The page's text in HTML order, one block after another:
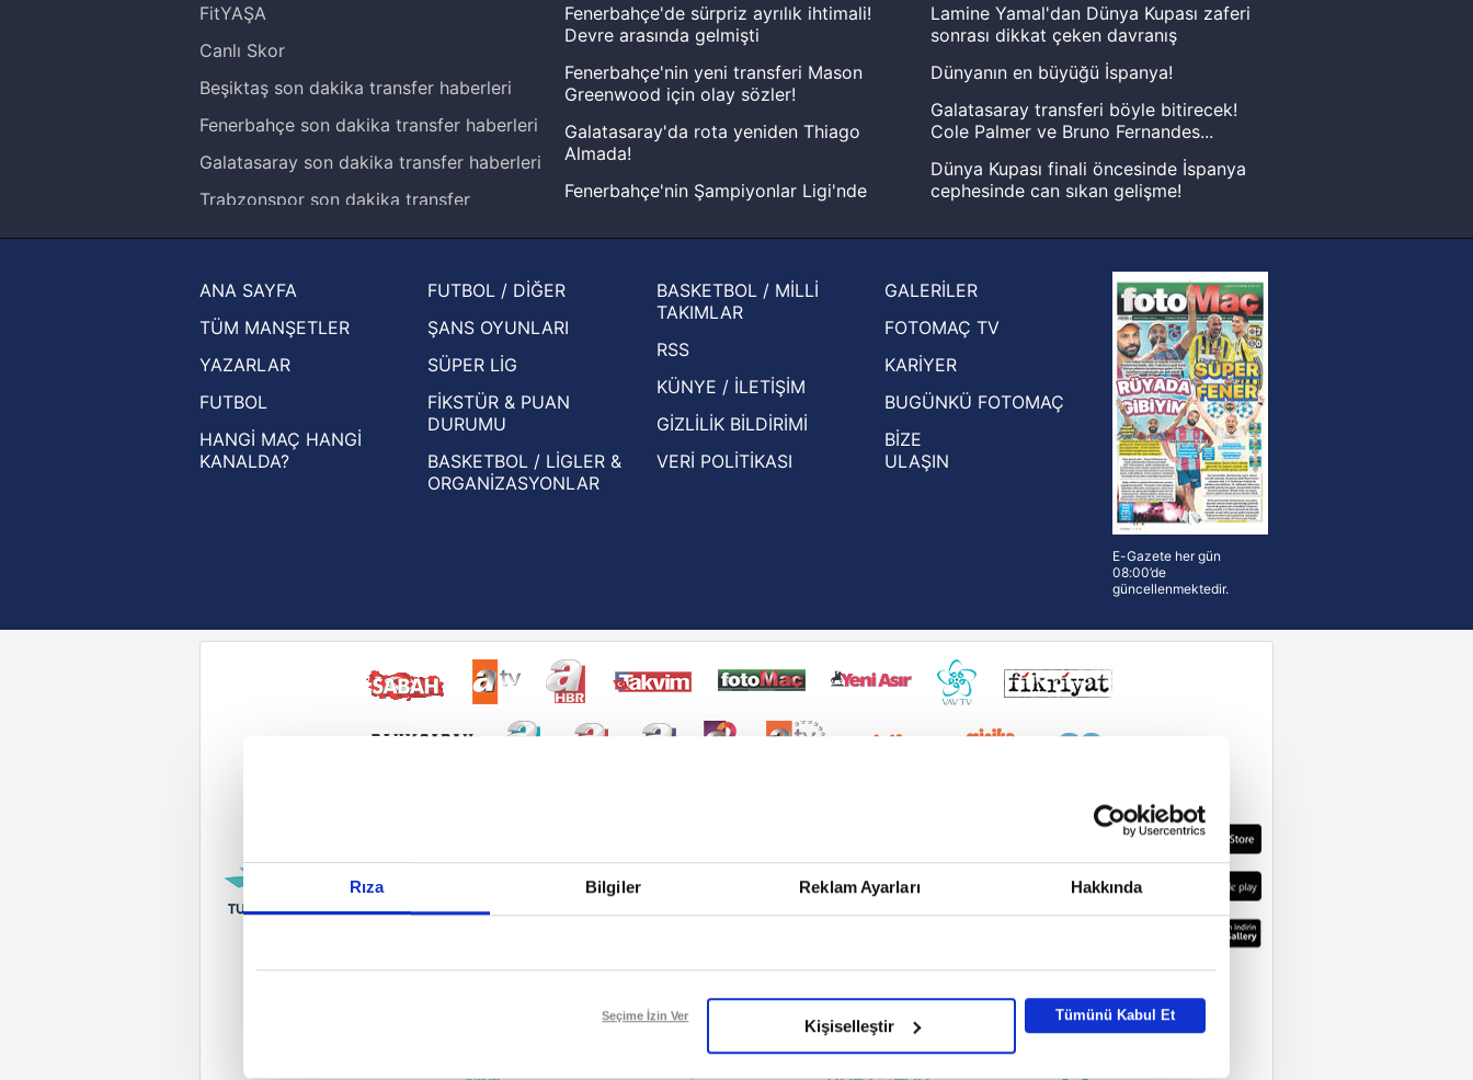
Rıza Bilgiler Reklam Ayarları Hakkında
Reddet
Seçime İzin Ver
Kişiselleştir
Tümünü Kabul Et
FitYAŞA
Canlı Skor
Beşiktaş son dakika transfer haberleri
Fenerbahçe son dakika transfer haberleri
Galatasaray son dakika transfer haberleri
Trabzonspor son dakika transfer
Ziraat Türkiye Kupası haberleri
UEFA Şampiyonlar Ligi haberleri
UEFA Avrupa Ligi haberleri
UEFA Konferans Ligi haberleri
Fenerbahçe'de sürpriz ayrılık ihtimali!
Devre arasında gelmişti
Fenerbahçe'nin yeni transferi Mason
Greenwood için olay sözler!
Galatasaray'da rota yeniden Thiago
Almada!
Fenerbahçe'nin Şampiyonlar Ligi'nde
Zabrze'yi elerlerse...
basından gündem olan manşetler!
Beşiktaş'ın UEFA Avrupa Ligi'nde 3. Ön
Eleme Turu muhtemel rakipleri belli oldu!
Lamine Yamal'dan Dünya Kupası zaferi
sonrası dikkat çeken davranış
Dünyanın en büyüğü İspanya!
Galatasaray transferi böyle bitirecek!
Cole Palmer ve Bruno Fernandes...
Dünya Kupası finali öncesinde İspanya
cephesinde can sıkan gelişme!
Hernan Crespo, Meksika Ligi
ekiplerinden Atlas'ın yeni teknik direktörü
oldu
ANA SAYFA
TÜM MANŞETLER
YAZARLAR
FUTBOL
HANGİ MAÇ HANGİ
KANALDA?
FUTBOL / DİĞER
ŞANS OYUNLARI
SÜPER LİG
FİKSTÜR & PUAN
DURUMU
BASKETBOL / LİGLER &
ORGANİZASYONLAR
BASKETBOL / MİLLİ
TAKIMLAR
RSS
KÜNYE / İLETİŞİM
GİZLİLİK BİLDİRİMİ
VERİ POLİTİKASI
GALERİLER
FOTOMAÇ TV
KARİYER
BUGÜNKÜ FOTOMAÇ
BİZE
ULAŞIN
E-Gazete her gün
08:00’de
güncellenmektedir.